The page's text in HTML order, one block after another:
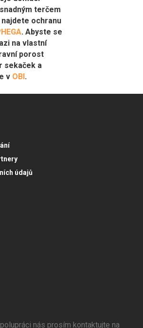
terčem
ochranu
. Abyste se
na vlastní
porost
sekaček a
v OBI.
údajů
nás prosím kontaktujte na